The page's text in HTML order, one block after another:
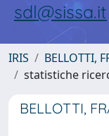
sdl@sissa.it
IRIS
BELLOTTI,
statistiche
BELLOTTI,